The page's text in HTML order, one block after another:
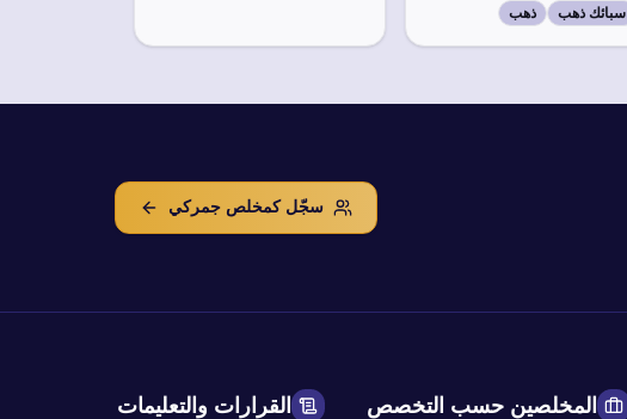
سبائك ذهب ذهب
سجّل كمخلص جمركي
المخلصين حسب التخصص القرارات والتعليمات